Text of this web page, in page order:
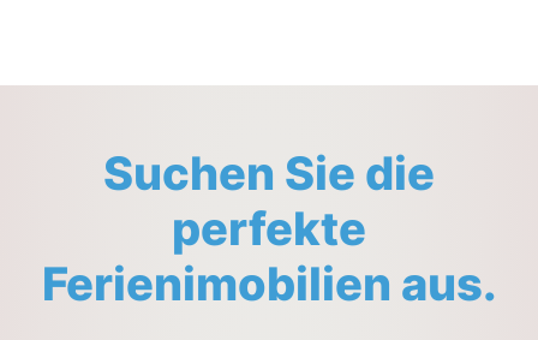
Suchen Sie die
perfekte
Ferienimobilien aus.